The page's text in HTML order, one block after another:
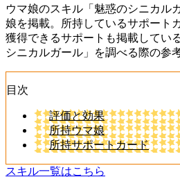
ウマ娘のスキル「魅惑のシニカル
娘を掲載。所持しているサポート
獲得できるサポートも掲載してい
シニカルガール」を調べる際の参
目次
評価と効果
所持ウマ娘
所持サポートカード
スキル一覧はこちら